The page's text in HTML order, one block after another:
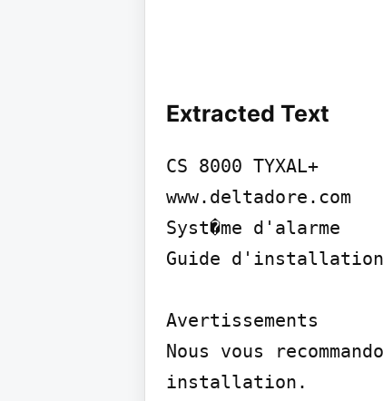
Extracted Text
CS 8000 TYXAL+
www.deltadore.com
Syst�me d'alarme
Guide d'installation
Avertissements
Nous vous
installation.